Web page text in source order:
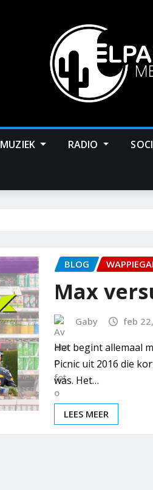
MUZIEK RADIO
BLOG
Max
Gaby feb
Het begint allemaal
Picnic uit 2016 die
was. Het…
LEES MEER